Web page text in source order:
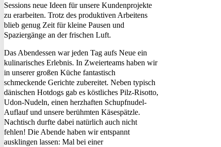
Sessions neue Ideen für unsere Kundenprojekte
zu erarbeiten. Trotz des produktiven Arbeitens
blieb genug Zeit für kleine Pausen und
Spaziergänge an der frischen Luft.
Das Abendessen war jeden Tag aufs Neue ein
kulinarisches Erlebnis. In Zweierteams haben wir
in unserer großen Küche fantastisch
schmeckende Gerichte zubereitet. Neben typisch
dänischen Hotdogs gab es köstliches Pilz-Risotto,
Udon-Nudeln, einen herzhaften Schupfnudel-
Auflauf und unsere berühmten Käsespätzle.
Nachtisch durfte dabei natürlich auch nicht
fehlen! Die Abende haben wir entspannt
ausklingen lassen: Mal bei einer